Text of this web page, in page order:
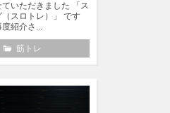
いただきました 「ス
スロトレ）」 です
紹介さ...
筋トレ